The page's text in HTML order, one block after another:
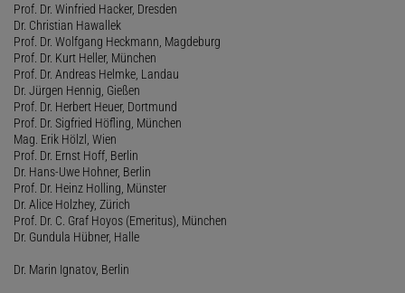
Prof. Dr. Winfried Hacker, Dresden
Dr. Christian Hawallek
Prof. Dr. Wolfgang Heckmann, Magdeburg
Prof. Dr. Kurt Heller, München
Prof. Dr. Andreas Helmke, Landau
Dr. Jürgen Hennig, Gießen
Prof. Dr. Herbert Heuer, Dortmund
Prof. Dr. Sigfried Höfling, München
Mag. Erik Hölzl, Wien
Prof. Dr. Ernst Hoff, Berlin
Dr. Hans-Uwe Hohner, Berlin
Prof. Dr. Heinz Holling, Münster
Dr. Alice Holzhey, Zürich
Prof. Dr. C. Graf Hoyos (Emeritus), München
Dr. Gundula Hübner, Halle
Dr. Marin Ignatov, Berlin